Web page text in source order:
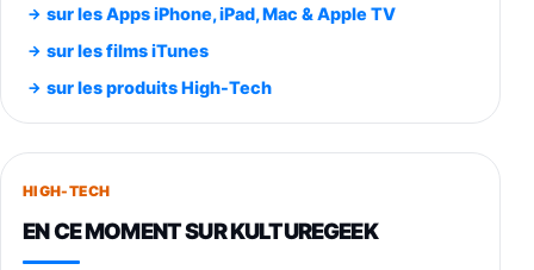
Smartphone SAMSUNG Galaxy S26 Ultra
891,99€1199€Fnac (Vendeur Tiers)
Smartphone SAMSUNG Galaxy S26+ Violet
749,99€
sur les Apps iPhone, iPad, Mac & Apple TV
sur les films iTunes
sur les produits High-Tech
HIGH-TECH
EN CE MOMENT SUR KULTUREGEEK